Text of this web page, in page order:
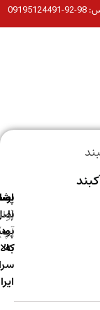
سراسر
اصالت
پشتیبانی
(واتس